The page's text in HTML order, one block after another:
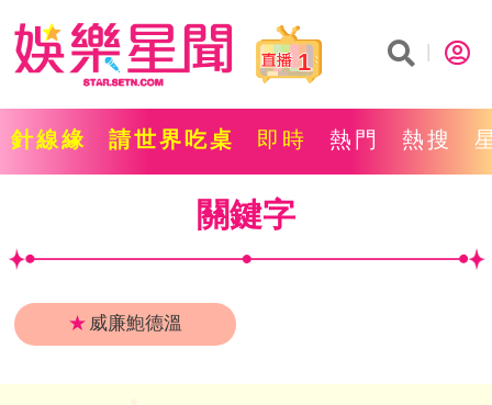
1
針線緣 請世界吃桌 即時 熱門 熱搜
關鍵字
★ 威廉鮑德溫